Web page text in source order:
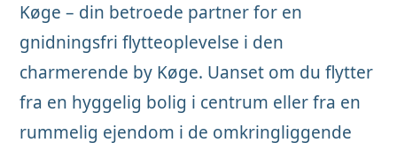
Køge – din betroede partner for en
gnidningsfri flytteoplevelse i den
charmerende by Køge. Uanset om du flytter
fra en hyggelig bolig i centrum eller fra en
rummelig ejendom i de omkringliggende